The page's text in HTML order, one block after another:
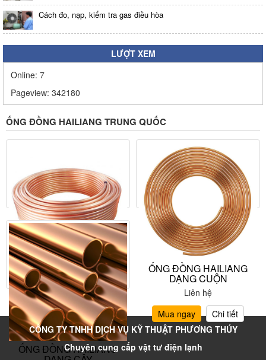
Cách đo, nạp, kiểm tra gas điều hòa
LƯỢT XEM
Online: 7
Pageview: 342180
ỐNG ĐỒNG HAILIANG TRUNG QUỐC
ỐNG ĐỒNG HAILIANG
DẠNG LWC
Liên hệ
Mua ngay
Chi tiết
ỐNG ĐỒNG HAILIANG
DẠNG CUỘN
Liên hệ
Mua ngay
Chi tiết
ỐNG ĐỒNG HAILIANG
CÔNG TY TNHH DỊCH VỤ KỸ THUẬT PHƯƠNG THÚY
Chuyên cung cấp vật tư điện lạnh